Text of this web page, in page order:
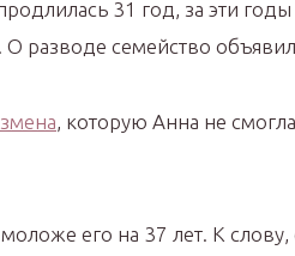
31 год, за эти годы
разводе семейство
, которую Анна не
его на 37 лет. К слову,